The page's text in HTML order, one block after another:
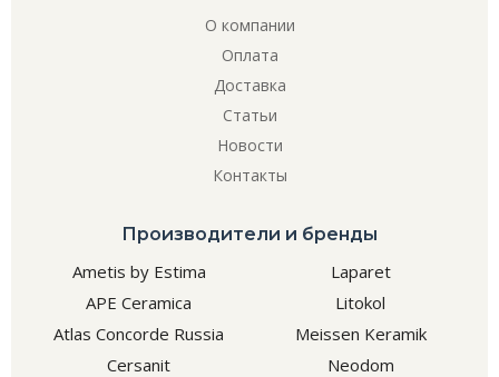
О компании
Оплата
Доставка
Статьи
Новости
Контакты
Производители и бренды
Ametis by Estima
APE Ceramica
Atlas Concorde Russia
Cersanit
Laparet
Litokol
Meissen Keramik
Neodom